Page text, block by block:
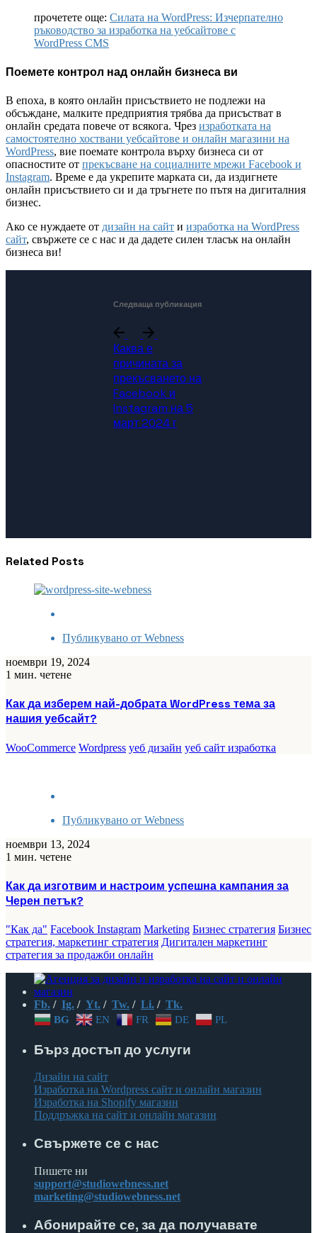
прочетете още: Силата на WordPress: Изчерпателно
ръководство за изработка на уебсайтове с
WordPress CMS
Поемете контрол над онлайн бизнеса ви
В епоха, в която онлайн присъствието не подлежи на
обсъждане, малките предприятия трябва да присъстват в
онлайн средата повече от всякога. Чрез изработката на
самостоятелно хоствани уебсайтове и онлайн магазини на
WordPress, вие поемате контрола върху бизнеса си от
опасностите от прекъсване на социалните мрежи Facebook и
Instagram. Време е да укрепите марката си, да издигнете
онлайн присъствието си и да тръгнете по пътя на дигиталния
бизнес.
Ако се нуждаете от дизайн на сайт и изработка на WordPress
сайт, свържете се с нас и да дадете силен тласък на онлайн
бизнеса ви!
Следваща публикация
Каква е
причината за
прекъсването на
Facebook и
Instagram на 5
март 2024 г
Related Posts
Публикувано от Webness
ноември 19, 2024
1 мин. четене
Как да изберем най-добрата WordPress тема за
нашия уебсайт?
WooCommerce Wordpress уеб дизайн уеб сайт изработка
Публикувано от Webness
ноември 13, 2024
1 мин. четене
Как да изготвим и настроим успешна кампания за
Черен петък?
"Как да" Facebook Instagram Marketing Бизнес стратегия Бизнес
стратегия, маркетинг стратегия Дигитален маркетинг
стратегия за продажби онлайн
Fb. / Ig. / Yt. / Tw. / Li. / Tk.
BG EN FR DE PL
Бърз достъп до услуги
Дизайн на сайт
Изработка на Wordpress сайт и онлайн магазин
Изработка на Shopify магазин
Поддръжка на сайт и онлайн магазин
Свържете се с нас
Пишете ни
support@studiowebness.net
marketing@studiowebness.net
Абонирайте се, за да получавате